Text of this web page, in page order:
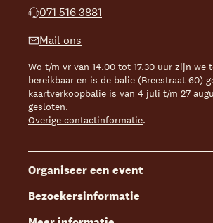
071 516 3881
Mail ons
Wo t/m vr van 14.00 tot 17.30 uur zijn we
bereikbaar en is de balie (Breestraat 60)
kaartverkoopbalie is van 4 juli t/m 27
gesloten.
Overige contactinformatie.
Organiseer een event
Events
Bezoekersinformatie